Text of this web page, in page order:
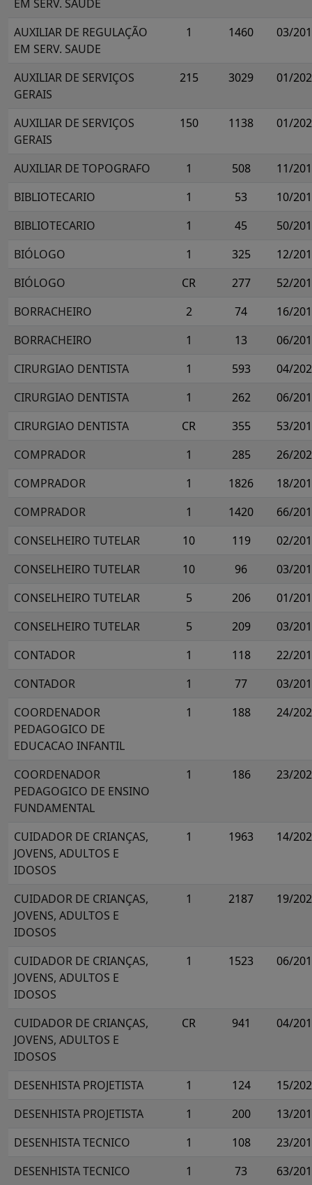
EM SERV. SAUDE
AUXILIAR DE REGULAÇÃO
EM SERV. SAUDE
1 1460 03/
AUXILIAR DE SERVIÇOS
GERAIS
215 3029 01/
AUXILIAR DE SERVIÇOS
GERAIS
150 1138 01/
AUXILIAR DE TOPOGRAFO 1 508
11/
BIBLIOTECARIO
1 53
10/
BIBLIOTECARIO
1 45
50/
BIÓLOGO
1 325
12/
BIÓLOGO
CR 277
52/
BORRACHEIRO
2 74
16/
BORRACHEIRO
1 13
06/
CIRURGIAO DENTISTA
1 593
04/
CIRURGIAO DENTISTA
1 262
06/
CIRURGIAO DENTISTA
CR 355
53/
COMPRADOR
1 285
26/
COMPRADOR
1 1826
18/
COMPRADOR
1 1420
66/
CONSELHEIRO TUTELAR
10 119
02/
CONSELHEIRO TUTELAR
10 96
03/
CONSELHEIRO TUTELAR
5 206
01/
CONSELHEIRO TUTELAR
5 209
03/
CONTADOR
1 118
22/
CONTADOR
1 77
03/
COORDENADOR
PEDAGOGICO DE
EDUCACAO INFANTIL
1 188 24/
COORDENADOR
PEDAGOGICO DE ENSINO
FUNDAMENTAL
1 186 23/
CUIDADOR DE CRIANÇAS,
JOVENS, ADULTOS E
IDOSOS
1 1963 14/
CUIDADOR DE CRIANÇAS,
JOVENS, ADULTOS E
IDOSOS
1 2187 19/
CUIDADOR DE CRIANÇAS,
JOVENS, ADULTOS E
IDOSOS
1 1523 06/
CUIDADOR DE CRIANÇAS,
JOVENS, ADULTOS E
IDOSOS
CR 941 04/
DESENHISTA PROJETISTA 1 124
15/
DESENHISTA PROJETISTA
1 200
13/
DESENHISTA TECNICO
1 108
23/
DESENHISTA TECNICO
1 73 63/